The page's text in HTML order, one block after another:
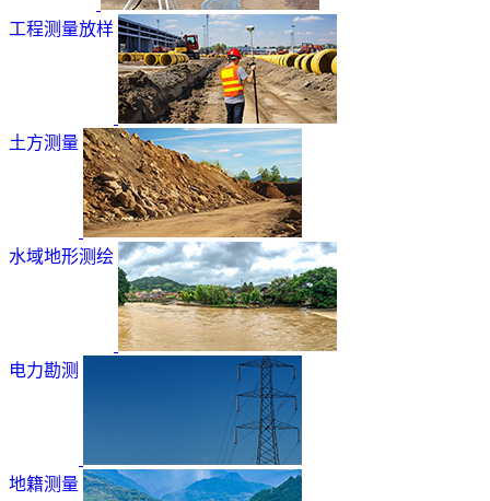
工程测量放样
土方测量
水域地形测绘
电力勘测
地籍测量